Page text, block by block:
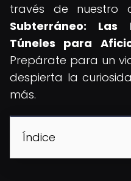
través de nuestro
Subterráneo: Las
Túneles para
Prepárate para un
despierta la
más.
Índice